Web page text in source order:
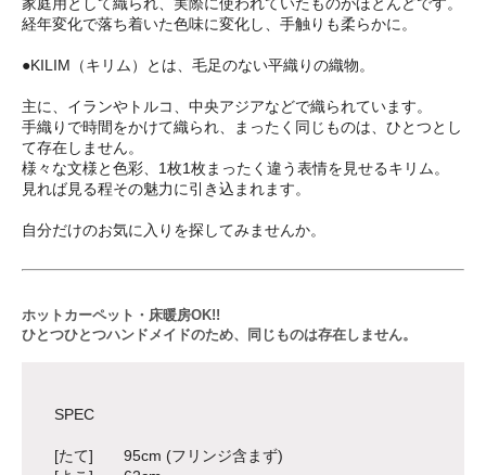
家庭用として織られ、実際に使われていたものがほとんどです。
経年変化で落ち着いた色味に変化し、手触りも柔らかに。
●KILIM（キリム）とは、毛足のない平織りの織物。
主に、イランやトルコ、中央アジアなどで織られています。
手織りで時間をかけて織られ、まったく同じものは、ひとつとし
て存在しません。
様々な文様と色彩、1枚1枚まったく違う表情を見せるキリム。
見れば見る程その魅力に引き込まれます。
自分だけのお気に入りを探してみませんか。
ホットカーペット・床暖房OK!!
ひとつひとつハンドメイドのため、同じものは存在しません。
SPEC
[たて] 95cm (フリンジ含まず)